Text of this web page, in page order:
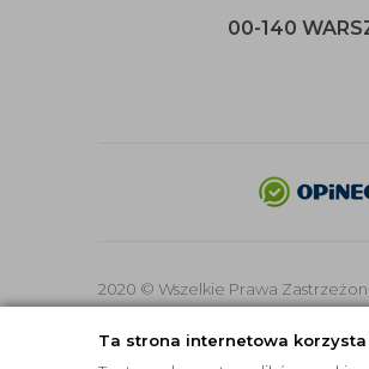
Ta strona internetowa
00-140
2020 © Wszelkie Prawa